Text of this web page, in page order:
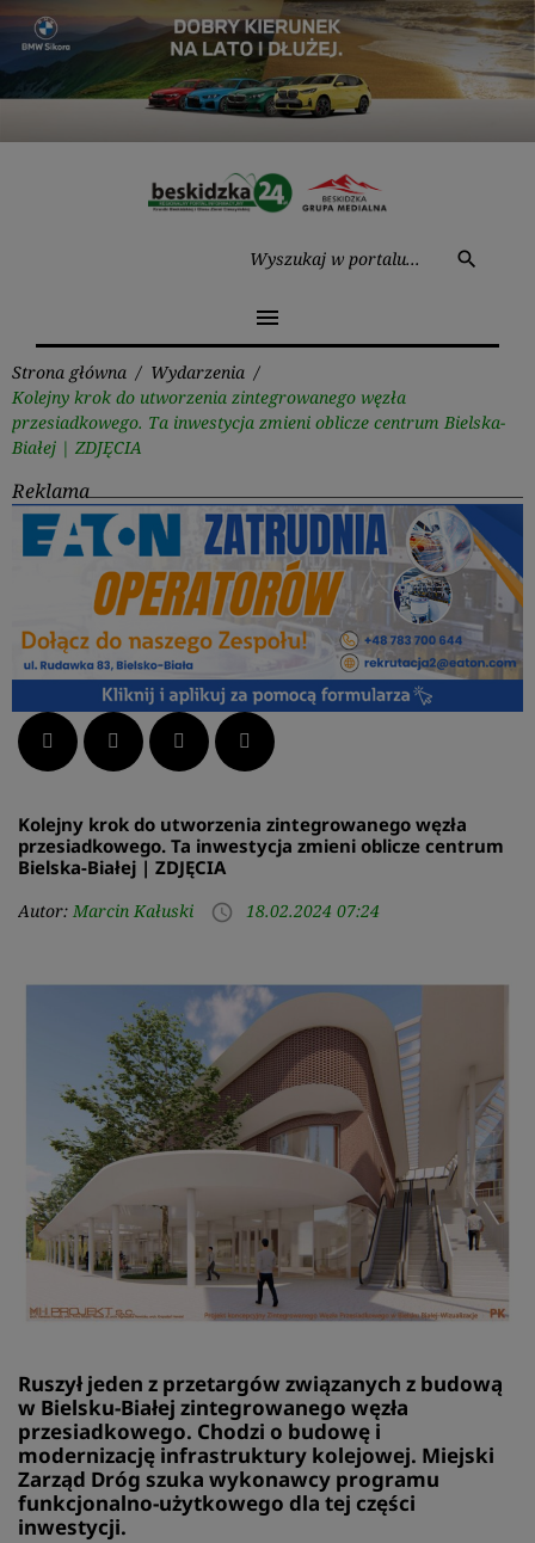
Przejdź
treści
search
menu
Strona główna / Wydarzenia /
Kolejny krok do utworzenia zintegrowanego węzła
przesiadkowego. Ta inwestycja zmieni oblicze centrum Bielska-
Białej | ZDJĘCIA
Reklama
Facebook Twitter LinkedIn Pinterest
Kolejny krok do utworzenia zintegrowanego węzła
przesiadkowego. Ta inwestycja zmieni oblicze centrum
Bielska-Białej | ZDJĘCIA
Autor: Marcin Kałuski access_time 18.02.2024 07:24
Ruszył jeden z przetargów związanych z budową
w Bielsku-Białej zintegrowanego węzła
przesiadkowego. Chodzi o budowę i
modernizację infrastruktury kolejowej. Miejski
Zarząd Dróg szuka wykonawcy programu
funkcjonalno-użytkowego dla tej części
inwestycji.